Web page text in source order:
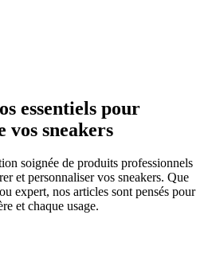
essentiels pour
sneakers
soignée de produits professionnels
et personnaliser vos sneakers. Que
expert, nos articles sont pensés pour
et chaque usage.